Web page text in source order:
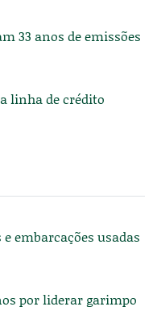
33 anos de emissões
linha de crédito
e embarcações usadas
por liderar garimpo